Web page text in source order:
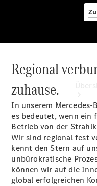
Regional
zuhause.
In unserem Mercedes-
es bedeutet, wenn ein
Betrieb von der
Wir sind regional fest
kennt den Stern auf
unbürokratische
können wir auf die
global erfolgreichen